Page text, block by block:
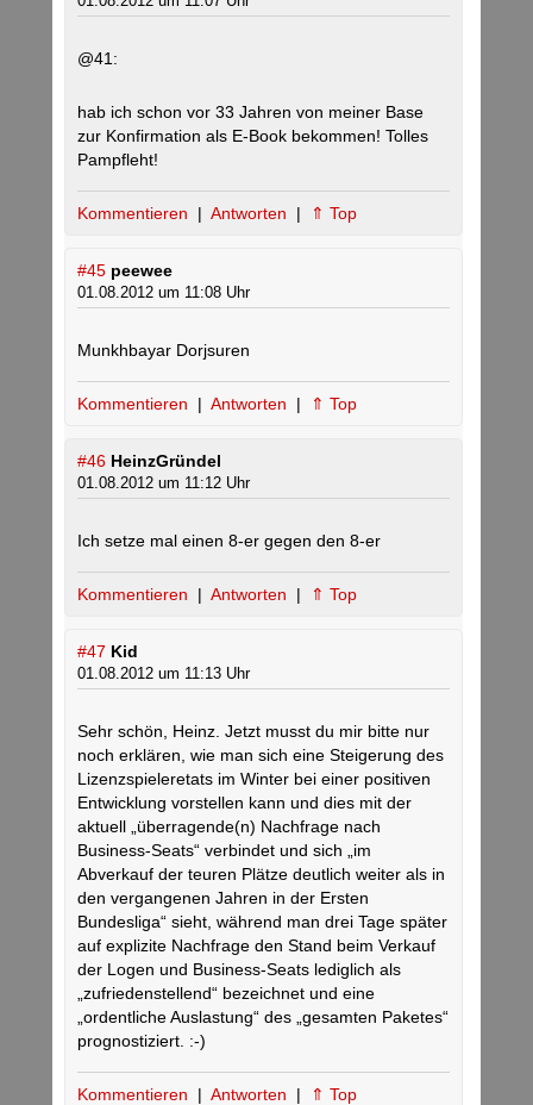
@41:
hab ich schon vor 33 Jahren von meiner Base
zur Konfirmation als E-Book bekommen! Tolles
Pampfleht!
Kommentieren | Antworten | ⇑ Top
#45 peewee
01.08.2012 um 11:08 Uhr
Munkhbayar Dorjsuren
Kommentieren | Antworten | ⇑ Top
#46 HeinzGründel
01.08.2012 um 11:12 Uhr
Ich setze mal einen 8-er gegen den 8-er
Kommentieren | Antworten | ⇑ Top
#47 Kid
01.08.2012 um 11:13 Uhr
Sehr schön, Heinz. Jetzt musst du mir bitte nur
noch erklären, wie man sich eine Steigerung des
Lizenzspieleretats im Winter bei einer positiven
Entwicklung vorstellen kann und dies mit der
aktuell „überragende(n) Nachfrage nach
Business-Seats“ verbindet und sich „im
Abverkauf der teuren Plätze deutlich weiter als in
den vergangenen Jahren in der Ersten
Bundesliga“ sieht, während man drei Tage später
auf explizite Nachfrage den Stand beim Verkauf
der Logen und Business-Seats lediglich als
„zufriedenstellend“ bezeichnet und eine
„ordentliche Auslastung“ des „gesamten Paketes“
prognostiziert. :-)
Kommentieren | Antworten | ⇑ Top